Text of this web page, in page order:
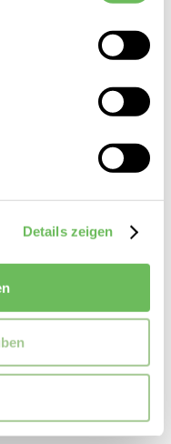
Details zeigen